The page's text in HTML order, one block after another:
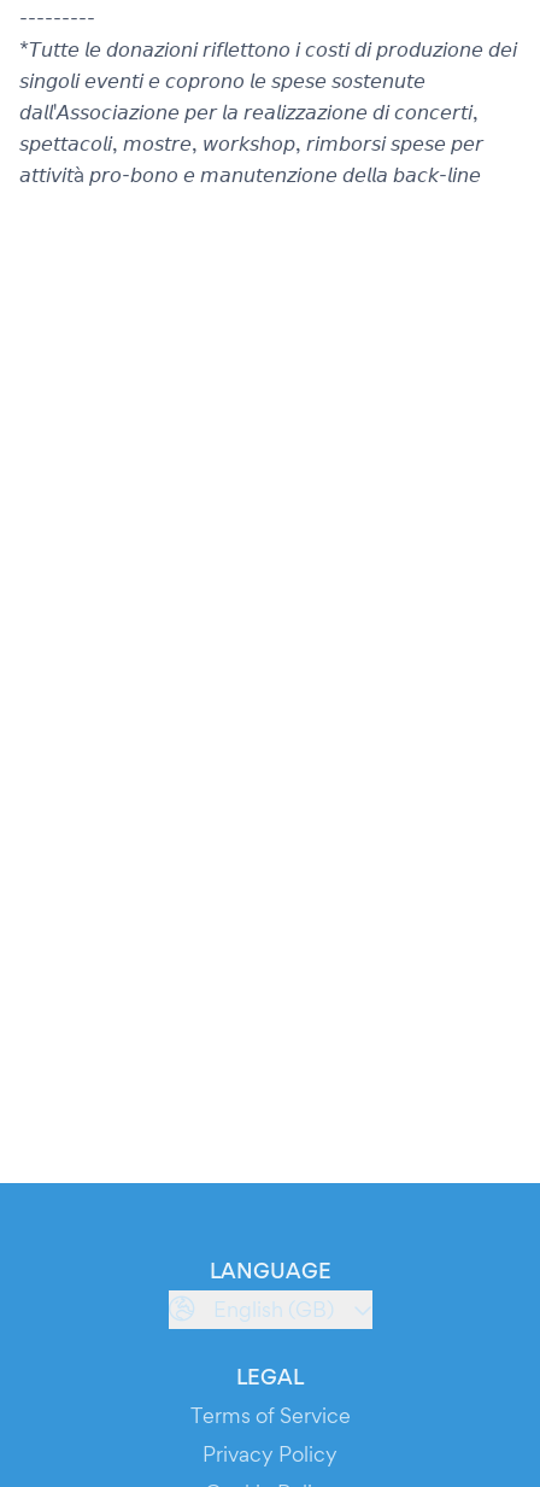
---------
*𝘛𝘶𝘵𝘵𝘦 𝘭𝘦 𝘥𝘰𝘯𝘢𝘻𝘪𝘰𝘯𝘪 𝘳𝘪𝘧𝘭𝘦𝘵𝘵𝘰𝘯𝘰 𝘪 𝘤𝘰𝘴𝘵𝘪 𝘥𝘪 𝘱𝘳𝘰𝘥𝘶𝘻𝘪𝘰𝘯𝘦 𝘥𝘦𝘪
𝘴𝘪𝘯𝘨𝘰𝘭𝘪 𝘦𝘷𝘦𝘯𝘵𝘪 𝘦 𝘤𝘰𝘱𝘳𝘰𝘯𝘰 𝘭𝘦 𝘴𝘱𝘦𝘴𝘦 𝘴𝘰𝘴𝘵𝘦𝘯𝘶𝘵𝘦
𝘥𝘢𝘭𝘭'𝘈𝘴𝘴𝘰𝘤𝘪𝘢𝘻𝘪𝘰𝘯𝘦 𝘱𝘦𝘳 𝘭𝘢 𝘳𝘦𝘢𝘭𝘪𝘻𝘻𝘢𝘻𝘪𝘰𝘯𝘦 𝘥𝘪 𝘤𝘰𝘯𝘤𝘦𝘳𝘵𝘪,
𝘴𝘱𝘦𝘵𝘵𝘢𝘤𝘰𝘭𝘪, 𝘮𝘰𝘴𝘵𝘳𝘦, 𝘸𝘰𝘳𝘬𝘴𝘩𝘰𝘱, 𝘳𝘪𝘮𝘣𝘰𝘳𝘴𝘪 𝘴𝘱𝘦𝘴𝘦 𝘱𝘦𝘳
𝘢𝘵𝘵𝘪𝘷𝘪𝘵à 𝘱𝘳𝘰-𝘣𝘰𝘯𝘰 𝘦 𝘮𝘢𝘯𝘶𝘵𝘦𝘯𝘻𝘪𝘰𝘯𝘦 𝘥𝘦𝘭𝘭𝘢 𝘣𝘢𝘤𝘬-𝘭𝘪𝘯𝘦
LANGUAGE
English (GB)
LEGAL
Terms of Service
Privacy Policy